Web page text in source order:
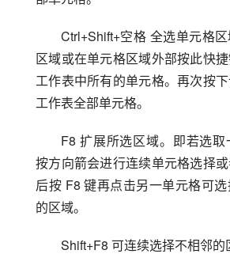
Ctrl+Shift+空格 全选单元格
区域或在单元格区域外部按此快
工作表中所有的单元格。再次按
工作表全部单元格。
F8 扩展所选区域。即若选取
按方向箭会进行连续单元格选择
后按 F8 键再点击另一单元格可
的区域。
Shift+F8 可连续选择不相邻的